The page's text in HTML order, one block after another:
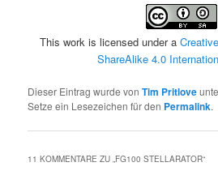
This work is licensed under a
ShareAlike 4.0
Dieser Eintrag wurde vonTim Pritlove
Setze ein Lesezeichen für den Permalink.
11 KOMMENTARE ZU „FG100 STELLARATOR“